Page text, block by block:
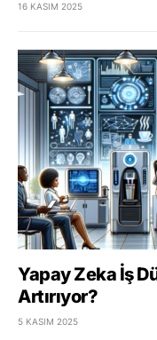
16 KASIM 2025
Yapay Zeka İş
Artırıyor?
5 KASIM 2025